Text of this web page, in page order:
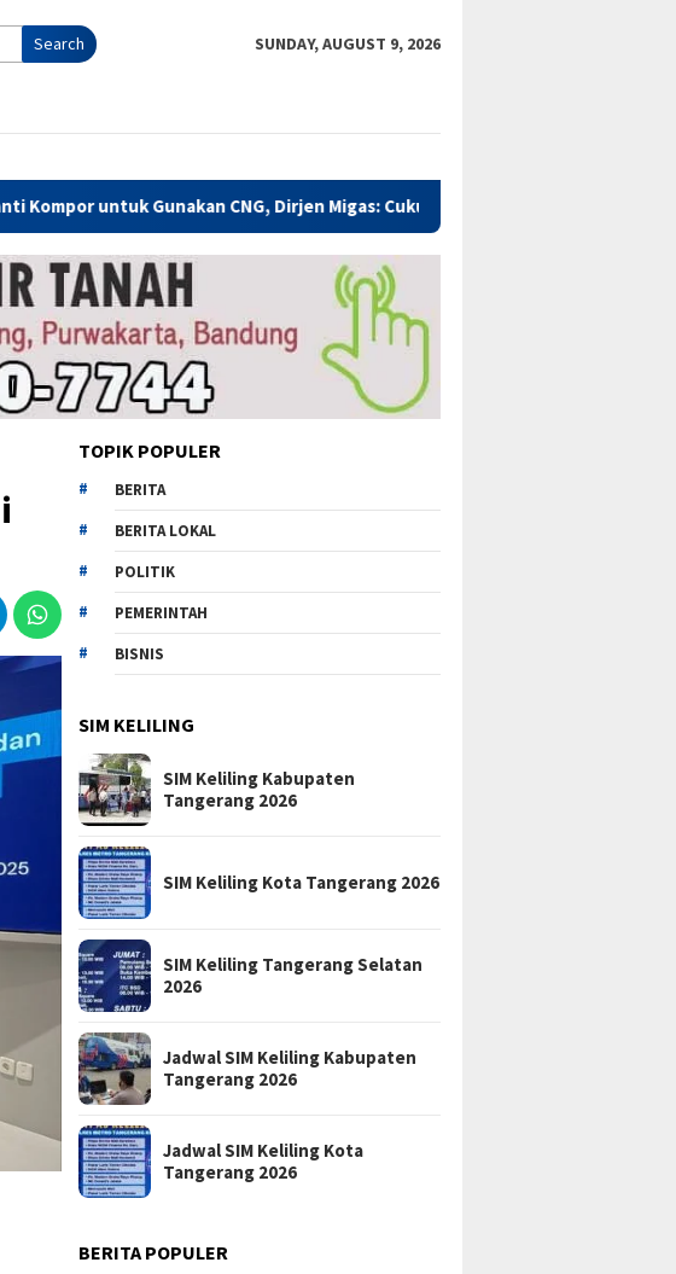
Search SUNDAY, AUGUST 9, 2026
Gunakan CNG, Dirjen Migas: Cukup Plug and Play
TOPIK POPULER
BERITA
BERITA LOKAL
POLITIK
PEMERINTAH
BISNIS
SIM KELILING
SIM Keliling Kabupaten
Tangerang 2026
SIM Keliling Kota Tangerang 2026
SIM Keliling Tangerang Selatan
2026
Jadwal SIM Keliling Kabupaten
Tangerang 2026
Jadwal SIM Keliling Kota
Tangerang 2026
BERITA POPULER